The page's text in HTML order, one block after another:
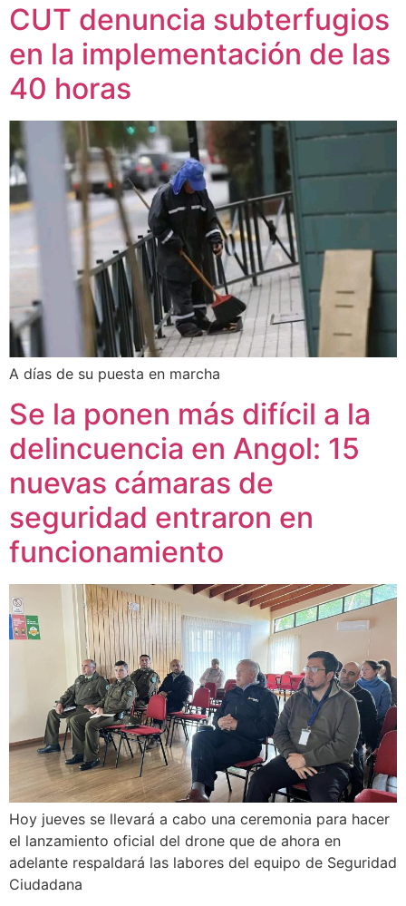
CUT denuncia subterfugios
en la implementación de las
40 horas
A días de su puesta en marcha
Se la ponen más difícil a la
delincuencia en Angol: 15
nuevas cámaras de
seguridad entraron en
funcionamiento
Hoy jueves se llevará a cabo una ceremonia para hacer
el lanzamiento oficial del drone que de ahora en
adelante respaldará las labores del equipo de Seguridad
Ciudadana